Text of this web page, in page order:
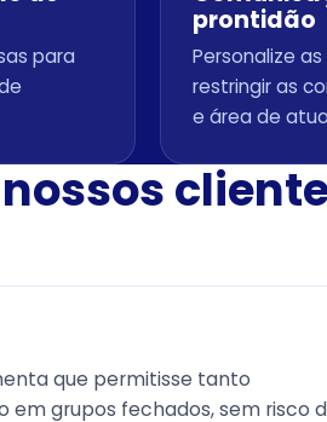
para
prontidão
Personalize
restringir as
e área de
que permitisse tanto
em grupos fechados, sem risco